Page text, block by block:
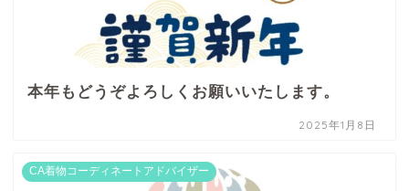
本年もどうぞよろしくお願いいたします。
2025年1月8日
CA着物コーディネートアドバイザー